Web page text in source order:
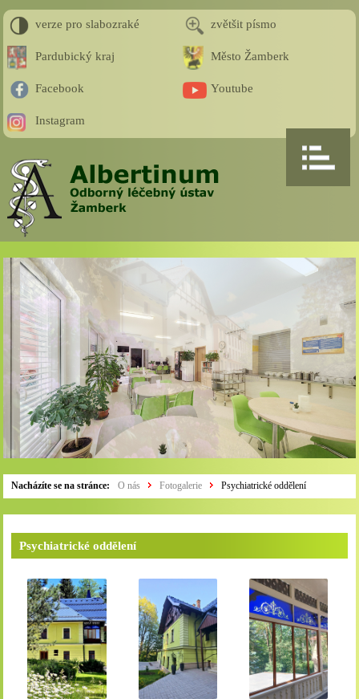
verze pro slabozraké zvětšit písmo
Pardubický kraj Město Žamberk
Facebook Youtube
Instagram
Nacházíte se na stránce: O nás Fotogalerie Psychiatrické oddělení
Psychiatrické oddělení